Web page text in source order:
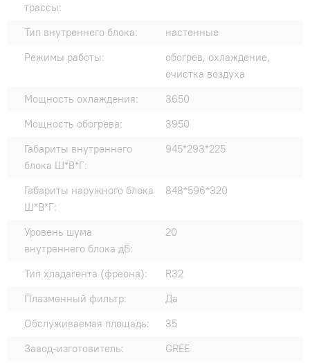
трассы:
Тип внутреннего блока:
настенные
Режимы работы:
обогрев, охлаждение,
очистка воздуха
Мощность охлаждения:
3650
Мощность обогрева:
3950
Габариты внутреннего
блока Ш*В*Г:
945*293*225
Габариты наружного блока
Ш*В*Г:
848*596*320
Уровень шума
внутреннего блока дБ:
20
Тип хладагента (фреона):
R32
Плазменный фильтр:
Да
Обслуживаемая площадь:
35
Завод-изготовитель:
GREE